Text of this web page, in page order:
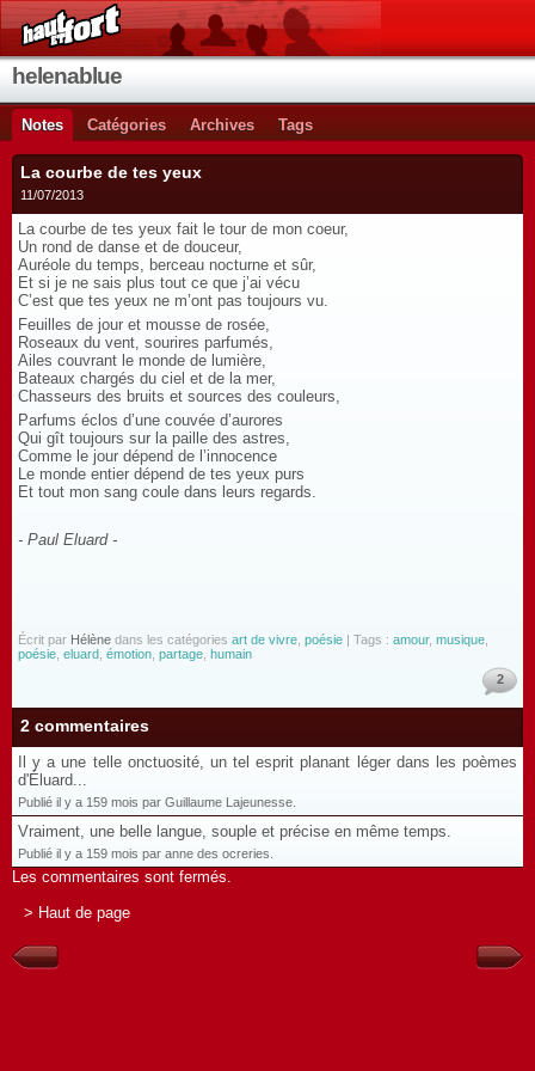
helenablue
Notes Catégories Archives Tags
La courbe de tes yeux
11/07/2013
La courbe de tes yeux fait le tour de mon coeur,
Un rond de danse et de douceur,
Auréole du temps, berceau nocturne et sûr,
Et si je ne sais plus tout ce que j’ai vécu
C’est que tes yeux ne m’ont pas toujours vu.
Feuilles de jour et mousse de rosée,
Roseaux du vent, sourires parfumés,
Ailes couvrant le monde de lumière,
Bateaux chargés du ciel et de la mer,
Chasseurs des bruits et sources des couleurs,
Parfums éclos d’une couvée d’aurores
Qui gît toujours sur la paille des astres,
Comme le jour dépend de l’innocence
Le monde entier dépend de tes yeux purs
Et tout mon sang coule dans leurs regards.
- Paul Eluard -
Écrit par Hélène dans les catégories art de vivre poésie | Tags : amour, musique
poésie eluard émotion partage humain
2
2 commentaires
Il y a une telle onctuosité, un tel esprit planant léger dans les poèmes
d'Éluard...
Publié il y a 159 mois par Guillaume Lajeunesse.
Vraiment, une belle langue, souple et précise en même temps.
Publié il y a 159 mois par anne des ocreries.
Les commentaires sont fermés.
> Haut de page